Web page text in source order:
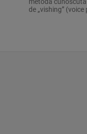
de „vishing” (voice